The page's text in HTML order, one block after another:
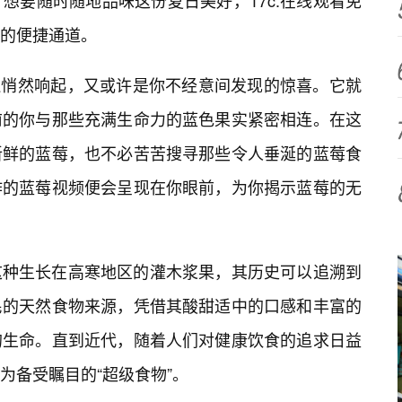
便捷通道。
然响起，又或许是你不经意间发现的惊喜。它就
你与那些充满生命力的蓝色果实紧密相连。在这
的蓝莓，也不必苦苦搜寻那些令人垂涎的蓝莓食
蓝莓视频便会呈现在你眼前，为你揭示蓝莓的无
生长在高寒地区的灌木浆果，其历史可以追溯到
天然食物来源，凭借其酸甜适中的口感和丰富的
命。直到近代，随着人们对健康饮食的追求日益
受瞩目的“超级食物”。